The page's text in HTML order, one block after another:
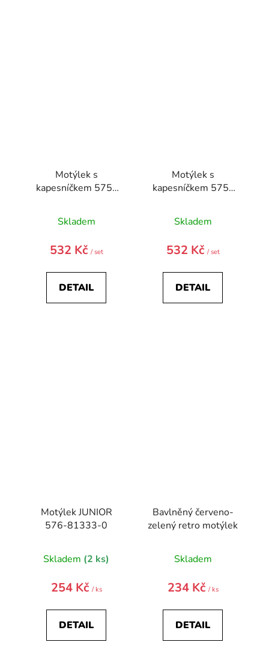
Motýlek s
kapesníčkem 575-
Skladem
532 Kč / set
DETAIL
Motýlek s
kapesníčkem 575-
Skladem
532 Kč / set
DETAIL
Motýlek JUNIOR
576-81333-0
Skladem (2 ks)
254 Kč / ks
DETAIL
Bavlněný červeno-
zelený retro motýlek
Skladem
234 Kč / ks
DETAIL